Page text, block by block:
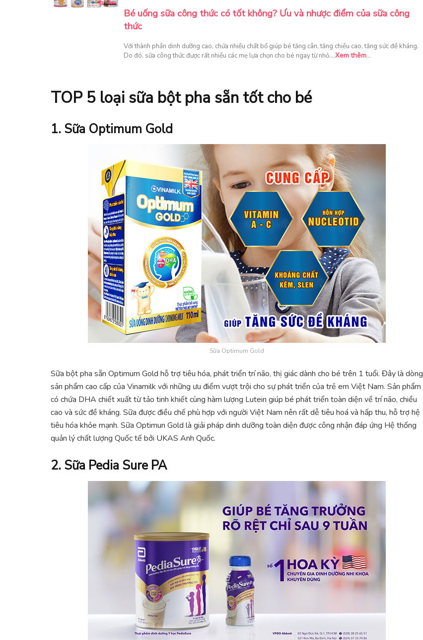
Bé uống sữa công thức có tốt không? Ưu và nhược điểm của sữa công
thức
Với thành phần dinh dưỡng cao, chứa nhiều chất bổ giúp bé tăng cân, tăng chiều cao, tăng sức đề kháng.
Do đó, sữa công thức được rất nhiều các mẹ lựa chọn cho bé ngay từ nhỏ….Xem thêm…
TOP 5 loại sữa bột pha sẵn tốt cho bé
1. Sữa Optimum Gold
Sữa Optimum Gold
Sữa bột pha sẵn Optimum Gold hỗ trợ tiêu hóa, phát triển trí não, thị giác dành cho bé trên 1 tuổi. Đây là dòng
sản phẩm cao cấp của Vinamilk với những ưu điểm vượt trội cho sự phát triển của trẻ em Việt Nam. Sản phẩm
có chứa DHA chiết xuất từ tảo tinh khiết cùng hàm lượng Lutein giúp bé phát triển toàn diện về trí não, chiều
cao và sức đề kháng. Sữa được điều chế phù hợp với người Việt Nam nên rất dễ tiêu hoá và hấp thu, hỗ trợ hệ
tiêu hóa khỏe mạnh. Sữa Optimun Gold là giải pháp dinh dưỡng toàn diện được công nhận đáp ứng Hệ thống
quản lý chất lượng Quốc tế bởi UKAS Anh Quốc.
2. Sữa Pedia Sure PA